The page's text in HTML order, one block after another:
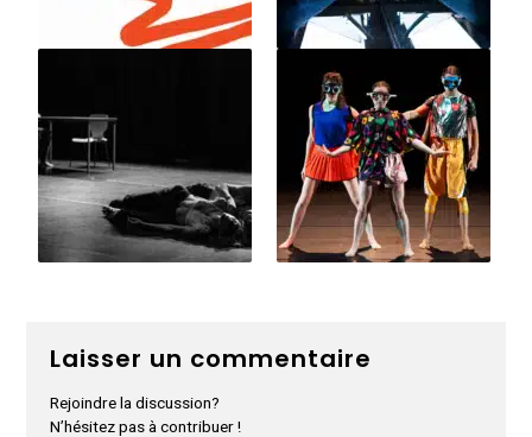
Laisser un commentaire
Rejoindre la discussion?
N’hésitez pas à contribuer !